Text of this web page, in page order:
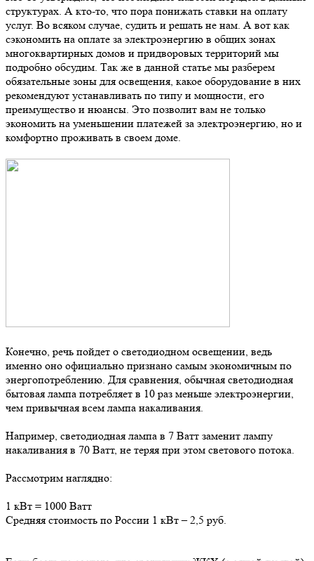
структурах. А кто-то, что пора понижать ставки на оплату
услуг. Во всяком случае, судить и решать не нам. А вот как
сэкономить на оплате за электроэнергию в общих зонах
многоквартирных домов и придворовых территорий мы
подробно обсудим. Так же в данной статье мы разберем
обязательные зоны для освещения, какое оборудование в них
рекомендуют устанавливать по типу и мощности, его
преимущество и нюансы. Это позволит вам не только
экономить на уменьшении платежей за электроэнергию, но и
комфортно проживать в своем доме.
Конечно, речь пойдет о светодиодном освещении, ведь
именно оно официально признано самым экономичным по
энергопотреблению. Для сравнения, обычная светодиодная
бытовая лампа потребляет в 10 раз меньше электроэнергии,
чем привычная всем лампа накаливания.
Например, светодиодная лампа в 7 Ватт заменит лампу
накаливания в 70 Ватт, не теряя при этом светового потока.
Рассмотрим наглядно:
1 кВт = 1000 Ватт
Средняя стоимость по России 1 кВт – 2,5 руб.